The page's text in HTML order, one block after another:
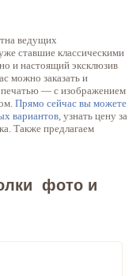
ведущих
ставшие классическими
и настоящий эксклюзив
можно заказать и
— с изображением
Прямо сейчас вы можете
вариантов, узнать цену за
Также предлагаем
фото и